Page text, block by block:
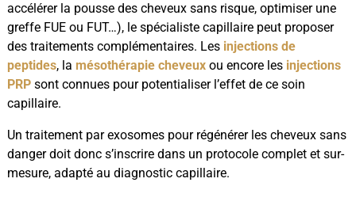
accélérer la pousse des cheveux sans risque, optimiser une
greffe FUE ou FUT…), le spécialiste capillaire peut proposer
des traitements complémentaires. Les injections de
peptides, la mésothérapie cheveuxou encore les injections
PRPsont connues pour potentialiser l’effet de ce soin
capillaire.
Un traitement par exosomes pour régénérer les cheveux sans
danger doit donc s’inscrire dans un protocole complet et sur-
mesure, adapté au diagnostic capillaire.